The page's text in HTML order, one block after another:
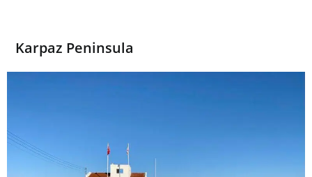
Karpaz Peninsula